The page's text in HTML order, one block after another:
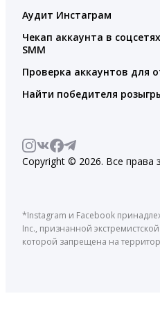
Аудит Инстаграм
Чекап аккаунта в
SMM
Проверка аккаунтов для
Найти победителя
Copyright © 2026. Все права
*Instagram и Facebook
Inc., признанной
которой запрещена на